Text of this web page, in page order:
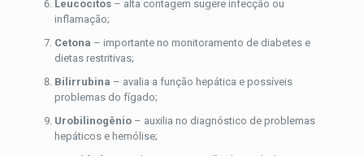
Leucócitos– alta contagem sugere infecção ou
inflamação;
Cetona – importante no monitoramento de diabetes e
dietas restritivas;
Bilirrubina – avalia a função hepática e possíveis
problemas do fígado;
Urobilinogênio– auxilia no diagnóstico de problemas
hepáticos e hemólise;